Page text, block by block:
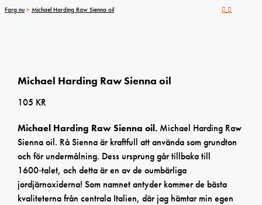
Farg.nu > Michael Harding Raw Sienna oil
Michael Harding Raw Sienna oil
105 KR
Michael Harding Raw Sienna oil. Michael Harding Raw
Sienna oil. Rå Sienna är kraftfull att använda som grundton
och för undermålning. Dess ursprung går tillbaka till
1600‑talet, och detta är en av de oumbärliga
jordjärnoxiderna! Som namnet antyder kommer de bästa
kvaliteterna från centrala Italien, där jag hämtar min egen